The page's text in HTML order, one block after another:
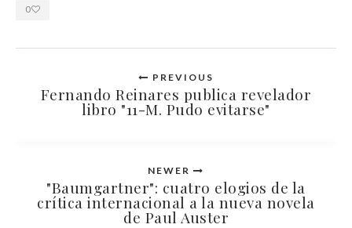
0
PREVIOUS
Fernando Reinares publica revelador
libro "11-M. Pudo evitarse"
NEWER
"Baumgartner": cuatro elogios de la
crítica internacional a la nueva novela
de Paul Auster